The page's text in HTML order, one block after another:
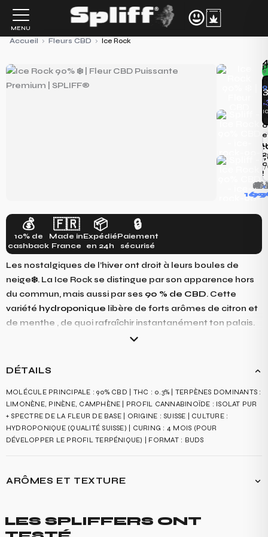
contenu
MENU
Accueil › Fleurs CBD › Ice Rock
«
!
🚚+
🎁
💰
10% de
cashback
🇫🇷
Made in
France
📦
Expédié
en 24h
🔒
Paiement
sécurisé
Les nostalgiques de l’hiver ont droit à leurs boules de
neige❄️. La Ice Rock se distingue par son apparence hors
du commun, mais aussi par ses 90 % de CBD. Cette
variété hydroponique libère de forts arômes de citron et
de menthe , de quoi rafraîchir instantanément ton palais.
DÉTAILS
MOLÉCULE PRINCIPALE : 90% CBD | THC : 0.3% | TERPÈNES DOMINANTS :
LIMONÈNE, PINÈNE, CAMPHÈNE | PROFIL CANNABINOÏDE : ISOLAT PUR
+ SPECTRE DE LA FLEUR DE BASE | ORIGINE : SUISSE | CULTURE :
HYDROPONIQUE (QUALITÉ SUISSE) | CURING : 4 MOIS (POUR
DÉVELOPPER LE PROFIL TERPÉNIQUE) | FORMAT : BUDS
ARÔMES ET TEXTURE
ACCENTUÉES PAR DES NOTES SUBTILES DE CITRON ET DE CAMPHRE. EN
LES SPLIFFERS ONT